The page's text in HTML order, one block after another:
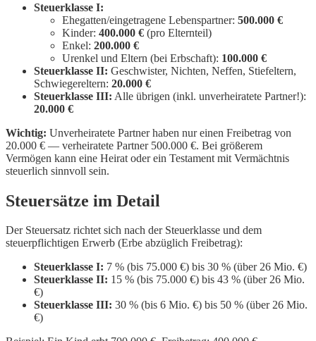
Steuerklasse I:
Ehegatten/eingetragene Lebenspartner: 500.000 €
Kinder: 400.000 € (pro Elternteil)
Enkel: 200.000 €
Urenkel und Eltern (bei Erbschaft): 100.000 €
Steuerklasse II: Geschwister, Nichten, Neffen, Stiefeltern,
Schwiegereltern: 20.000 €
Steuerklasse III: Alle übrigen (inkl. unverheiratete Partner!):
20.000 €
Wichtig: Unverheiratete Partner haben nur einen Freibetrag von
20.000 € — verheiratete Partner 500.000 €. Bei größerem
Vermögen kann eine Heirat oder ein Testament mit Vermächtnis
steuerlich sinnvoll sein.
Steuersätze im Detail
Der Steuersatz richtet sich nach der Steuerklasse und dem
steuerpflichtigen Erwerb (Erbe abzüglich Freibetrag):
Steuerklasse I: 7 % (bis 75.000 €) bis 30 % (über 26 Mio. €)
Steuerklasse II: 15 % (bis 75.000 €) bis 43 % (über 26 Mio.
€)
Steuerklasse III: 30 % (bis 6 Mio. €) bis 50 % (über 26 Mio.
€)